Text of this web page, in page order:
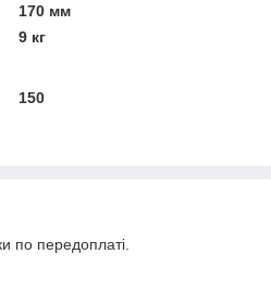
170 мм
9 кг
150
по передоплаті.